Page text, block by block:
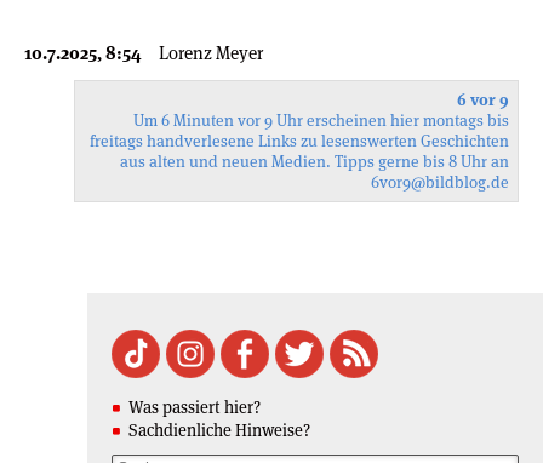
10.7.2025, 8:54 Lorenz Meyer
6 vor 9
Um 6 Minuten vor 9 Uhr erscheinen hier montags bis
freitags handverlesene Links zu lesenswerten Geschichten
aus alten und neuen Medien. Tipps gerne bis 8 Uhr an
6vor9@bildblog.de
Was passiert hier?
Sachdienliche Hinweise?